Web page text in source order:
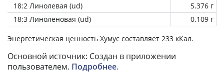
18:2 Линолевая (ud)
5.376 г
18:3 Линоленовая (ud)
0.109 г
Энергетическая ценность Хумус составляет 233 кКал.
Основной источник: Создан в приложении
пользователем. Подробнее.